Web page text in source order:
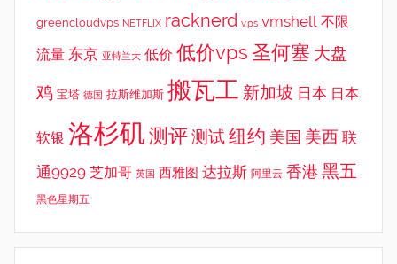
greencloudvps NETFLIX racknerd v.ps vmshell 不限
流量 东京 亚特兰大 低价 低价vps 圣何塞 大盘
鸡 宝塔 德国 拉斯维加斯 搬瓦工 新加坡 日本 日本
软银 洛杉矶 测评测试纽约 美国 美西 联
通9929 芝加哥 英国 西雅图 达拉斯 阿里云 香港 黑五
黑色星期五